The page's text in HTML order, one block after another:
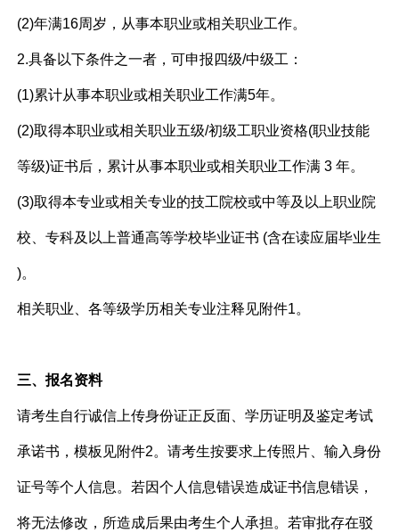
(2)年满16周岁，从事本职业或相关职业工作。
2.具备以下条件之一者，可申报四级/中级工：
(1)累计从事本职业或相关职业工作满5年。
(2)取得本职业或相关职业五级/初级工职业资格(职业技能
等级)证书后，累计从事本职业或相关职业工作满 3 年。
(3)取得本专业或相关专业的技工院校或中等及以上职业院
校、专科及以上普通高等学校毕业证书 (含在读应届毕业生
)。
相关职业、各等级学历相关专业注释见附件1。
三、报名资料
请考生自行诚信上传身份证正反面、学历证明及鉴定考试
承诺书，模板见附件2。请考生按要求上传照片、输入身份
证号等个人信息。若因个人信息错误造成证书信息错误，
将无法修改，所造成后果由考生个人承担。若审批存在驳